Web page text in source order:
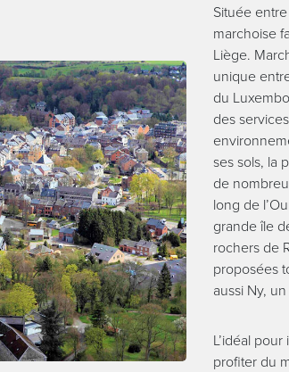
Située
marchoise
Liège.
unique
du
des
ses sols, la
de
long de
grande île
rochers de
proposées
aussi Ny,
L’idéal
profiter du